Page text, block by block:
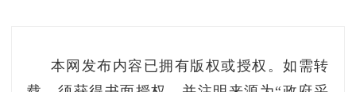
本网发布内容已拥有版权或授权。如需转